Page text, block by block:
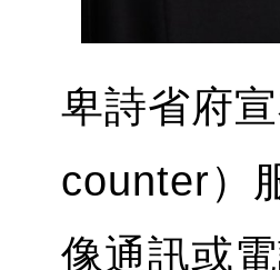
卑詩省府
counter）
像通訊或